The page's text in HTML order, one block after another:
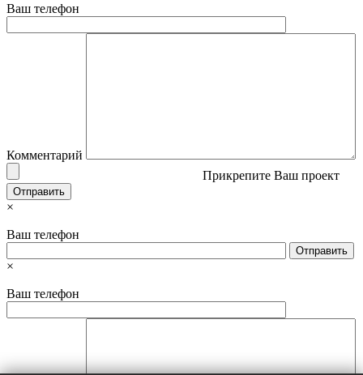
Ваш телефон
Комментарий
Прикрепите Ваш проект
×
Ваш телефон
×
Ваш телефон